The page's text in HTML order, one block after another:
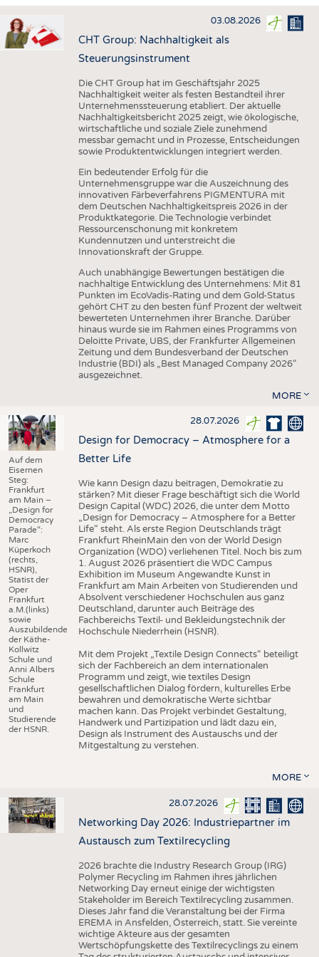
HAUS- UND HEIMTEXTILIEN
BEKLEIDUNG
AUSSCHREIBUNGEN
DTV AUSSCHREIBUNGSDIENST
STATISTICS
ADRESSEN & LINKS
PUBLIKATIONEN
BRANCHENTERMINE
03.08.2026
CHT Group: Nachhaltigkeit als
Steuerungsinstrument
Die CHT Group hat im Geschäftsjahr 2025
Nachhaltigkeit weiter als festen Bestandteil ihrer
Unternehmenssteuerung etabliert. Der aktuelle
Nachhaltigkeitsbericht 2025 zeigt, wie ökologische,
wirtschaftliche und soziale Ziele zunehmend
messbar gemacht und in Prozesse, Entscheidungen
sowie Produktentwicklungen integriert werden.
Ein bedeutender Erfolg für die
Unternehmensgruppe war die Auszeichnung des
innovativen Färbeverfahrens PIGMENTURA mit
dem Deutschen Nachhaltigkeitspreis 2026 in der
Produktkategorie. Die Technologie verbindet
Ressourcenschonung mit konkretem
Kundennutzen und unterstreicht die
Innovationskraft der Gruppe.
Auch unabhängige Bewertungen bestätigen die
nachhaltige Entwicklung des Unternehmens: Mit 81
Punkten im EcoVadis-Rating und dem Gold-Status
gehört CHT zu den besten fünf Prozent der weltweit
bewerteten Unternehmen ihrer Branche. Darüber
hinaus wurde sie im Rahmen eines Programms von
Deloitte Private, UBS, der Frankfurter Allgemeinen
Zeitung und dem Bundesverband der Deutschen
Industrie (BDI) als „Best Managed Company 2026“
ausgezeichnet.
MORE
Auf dem
Eisernen
Steg:
Frankfurt
am Main –
„Design for
Democracy
Parade“:
Marc
Küperkoch
(rechts,
HSNR),
Statist der
Oper
Frankfurt
a.M.(links)
sowie
Auszubildende
der Käthe-
Kollwitz
Schule und
Anni Albers
Schule
Frankfurt
am Main
und
Studierende
der HSNR.
28.07.2026
Design for Democracy – Atmosphere for a
Better Life
Wie kann Design dazu beitragen, Demokratie zu
stärken? Mit dieser Frage beschäftigt sich die World
Design Capital (WDC) 2026, die unter dem Motto
„Design for Democracy – Atmosphere for a Better
Life“ steht. Als erste Region Deutschlands trägt
Frankfurt RheinMain den von der World Design
Organization (WDO) verliehenen Titel. Noch bis zum
1. August 2026 präsentiert die WDC Campus
Exhibition im Museum Angewandte Kunst in
Frankfurt am Main Arbeiten von Studierenden und
Absolvent verschiedener Hochschulen aus ganz
Deutschland, darunter auch Beiträge des
Fachbereichs Textil- und Bekleidungstechnik der
Hochschule Niederrhein (HSNR).
Mit dem Projekt „Textile Design Connects“ beteiligt
sich der Fachbereich an dem internationalen
Programm und zeigt, wie textiles Design
gesellschaftlichen Dialog fördern, kulturelles Erbe
bewahren und demokratische Werte sichtbar
machen kann. Das Projekt verbindet Gestaltung,
Handwerk und Partizipation und lädt dazu ein,
Design als Instrument des Austauschs und der
Mitgestaltung zu verstehen.
MORE
28.07.2026
Networking Day 2026: Industriepartner im
Austausch zum Textilrecycling
2026 brachte die Industry Research Group (IRG)
Polymer Recycling im Rahmen ihres jährlichen
Networking Day erneut einige der wichtigsten
Stakeholder im Bereich Textilrecycling zusammen.
Dieses Jahr fand die Veranstaltung bei der Firma
EREMA in Ansfelden, Österreich, statt. Sie vereinte
wichtige Akteure aus der gesamten
Wertschöpfungskette des Textilrecyclings zu einem